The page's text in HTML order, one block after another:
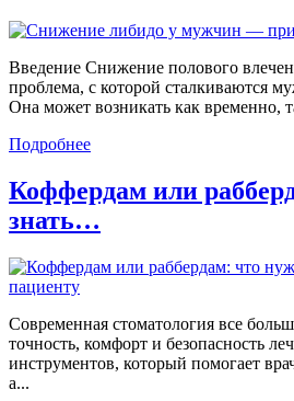
Введение Снижение полового
проблема, с которой сталкиваются
Она может возникать как временно,
Подробнее
Коффердам или
знать…
Современная стоматология все
точность, комфорт и безопасность
инструментов, который помогает
а...